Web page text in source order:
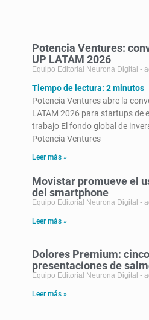
Potencia Ventures:
UP LATAM 2026
Equipo Editorial Neurona Digital
Tiempo de lectura: 2minutos
Potencia Ventures abre la
LATAM 2026 para startups de
trabajo El fondo global de
Potencia Ventures
Leer más »
Movistar promueve el
del smartphone
Equipo Editorial Neurona Digital
Leer más »
Dolores Premium:
presentaciones de
Equipo Editorial Neurona Digital
Leer más »